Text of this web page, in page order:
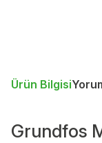
Ürün Bilgisi
Grundfos